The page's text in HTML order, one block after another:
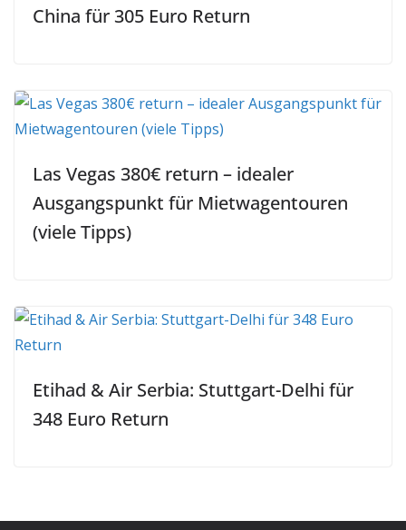
China für 305 Euro Return
Las Vegas 380€ return – idealer
Ausgangspunkt für Mietwagentouren
(viele Tipps)
Etihad & Air Serbia: Stuttgart-Delhi für
348 Euro Return